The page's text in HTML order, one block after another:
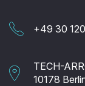
+49 30
TECH-
10178